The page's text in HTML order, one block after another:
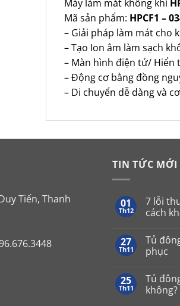
Máy làm mát không khí
Mã sản phẩm: HPCF1 –
– Giải pháp làm mát cho
– Tạo Ion âm làm sạch
– Màn hình điện tử/ Hiển
– Động cơ bằng đồng
– Di chuyển dễ dàng và
Tiến, Thanh
TIN TỨC MỚI
01
Th12
7 lỗi
cách
bình
luận
ở
thường
gặp
ở
27
Th11
Tủ
phục
bình
luận
ở
25
Th11
Tủ
không?